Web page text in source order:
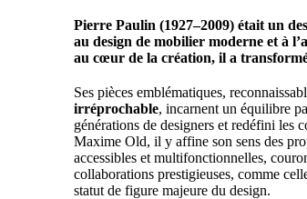
Pierre Paulin (1927–2009) était un
au design de mobilier moderne et à
au cœur de la création, il a
Ses pièces emblématiques,
irréprochable, incarnent un équilibre
générations de designers et redéfini les
Maxime Old, il y affine son sens des
accessibles et multifonctionnelles,
collaborations prestigieuses, comme
statut de figure majeure du design.